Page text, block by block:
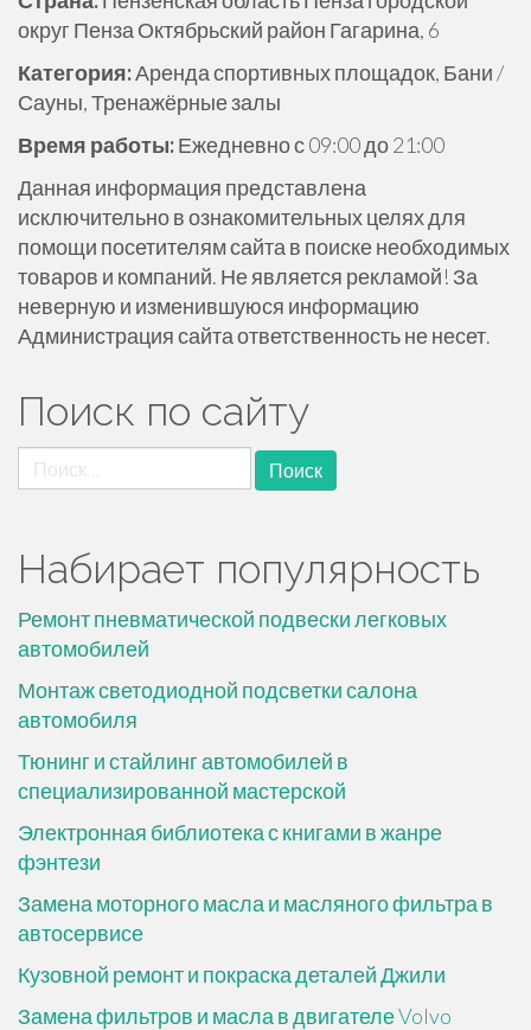
округ Пенза Октябрьский район Гагарина, 6
Категория:Аренда спортивных площадок, Бани /
Сауны, Тренажёрные залы
Время работы:Ежедневно с 09:00 до 21:00
Данная информация представлена
исключительно в ознакомительных целях для
помощи посетителям сайта в поиске необходимых
товаров и компаний. Не является рекламой! За
неверную и изменившуюся информацию
Администрация сайта ответственность не несет.
Поиск по сайту
Найти:
Набирает популярность
Ремонт пневматической подвески легковых
автомобилей
Монтаж светодиодной подсветки салона
автомобиля
Тюнинг и стайлинг автомобилей в
специализированной мастерской
Электронная библиотека с книгами в жанре
фэнтези
Замена моторного масла и масляного фильтра в
автосервисе
Кузовной ремонт и покраска деталей Джили
Замена фильтров и масла в двигателе Volvo